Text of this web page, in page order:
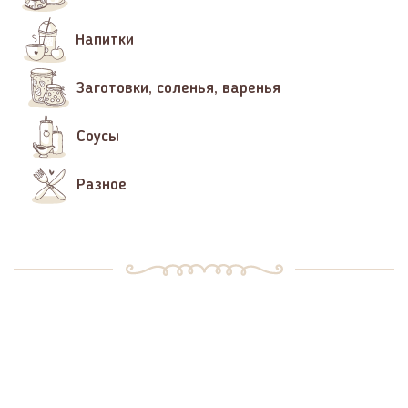
Напитки
Заготовки, соленья, варенья
Соусы
Разное